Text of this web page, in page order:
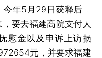
年5月29日获释后，
要去福建高院支付人
慰金以及申诉上访损
元，并要求福建